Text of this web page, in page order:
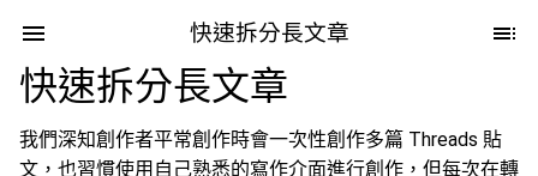
快速拆分長文章
快速拆分長文章
我們深知創作者平常創作時會一次性創作多篇 Threads 貼
文，也習慣使用自己熟悉的寫作介面進行創作，但每次在轉